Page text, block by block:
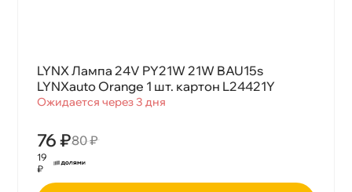
LYNX Лампа 24V PY21W 21W BAU15s
LYNXauto Orange 1 шт. картон L24421Y
Ожидается через 3 дня
76 ₽80 ₽
19
₽